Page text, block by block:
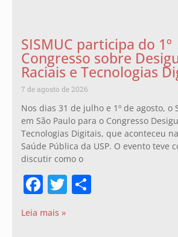
SISMUC participa do 1º
Congresso sobre
Raciais e Tecnologias
7 de agosto de 2026
Nos dias 31 de julho e 1º de agosto, o
em São Paulo para o Congresso
Tecnologias Digitais, que aconteceu
Saúde Pública da USP. O evento teve
discutir como o
Facebook
Twitter
Leia mais »